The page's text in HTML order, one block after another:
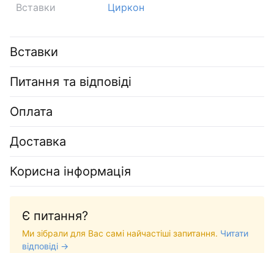
Вставки
Циркон
Вставки
Питання та відповіді
Оплата
Доставка
Корисна інформація
Є питання?
Ми зібрали для Вас самі найчастіші запитання. Читати
відповіді →